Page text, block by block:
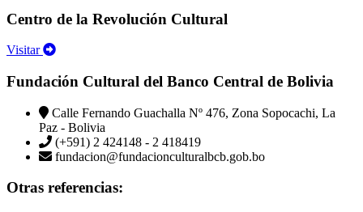
Centro de la Revolución Cultural
Visitar
Fundación Cultural del Banco Central de Bolivia
Calle Fernando Guachalla Nº 476, Zona Sopocachi, La
Paz - Bolivia
(+591) 2 424148 - 2 418419
fundacion@fundacionculturalbcb.gob.bo
Otras referencias: